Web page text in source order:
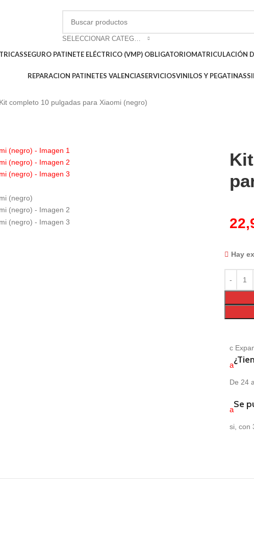
SEGURO PATINETE ELÉCTRICO (VMP) OBLIGATORIOMATRICULACIÓN
REPARACION PATINETES VALENCIASERVICIOSVINILOS Y PEGATINAS
Kit completo 10 pulgadas para Xiaomi (negro)
c
a
De 24
aSe
si, con
Hay